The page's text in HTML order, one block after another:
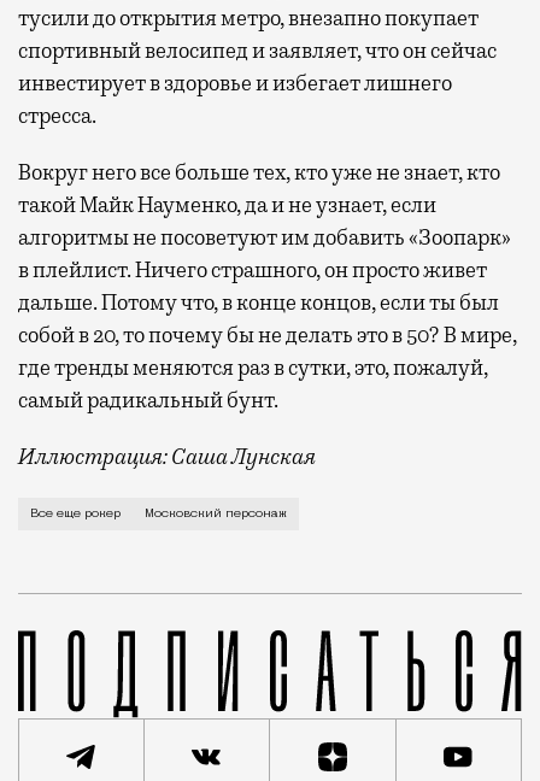
тусили до открытия метро, внезапно покупает
спортивный велосипед и заявляет, что он сейчас
инвестирует в здоровье и избегает лишнего
стресса.
Вокруг него все больше тех, кто уже не знает, кто
такой Майк Науменко, да и не узнает, если
алгоритмы не посоветуют им добавить «Зоопарк»
в плейлист. Ничего страшного, он просто живет
дальше. Потому что, в конце концов, если ты был
собой в 20, то почему бы не делать это в 50? В мире,
где тренды меняются раз в сутки, это, пожалуй,
самый радикальный бунт.
Иллюстрация: Саша Лунская
Вы его точно видели. Вот он стоит в очереди в
Все еще рокер Московский персонаж